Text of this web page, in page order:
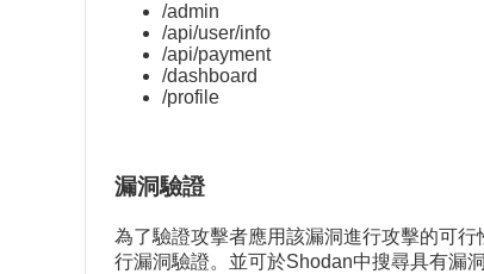
/admin
/api/user/info
/api/payment
/dashboard
/profile
漏洞驗證
為了驗證攻擊者應用該漏洞進行攻擊的可
行漏洞驗證。並可於Shodan中搜尋具有漏